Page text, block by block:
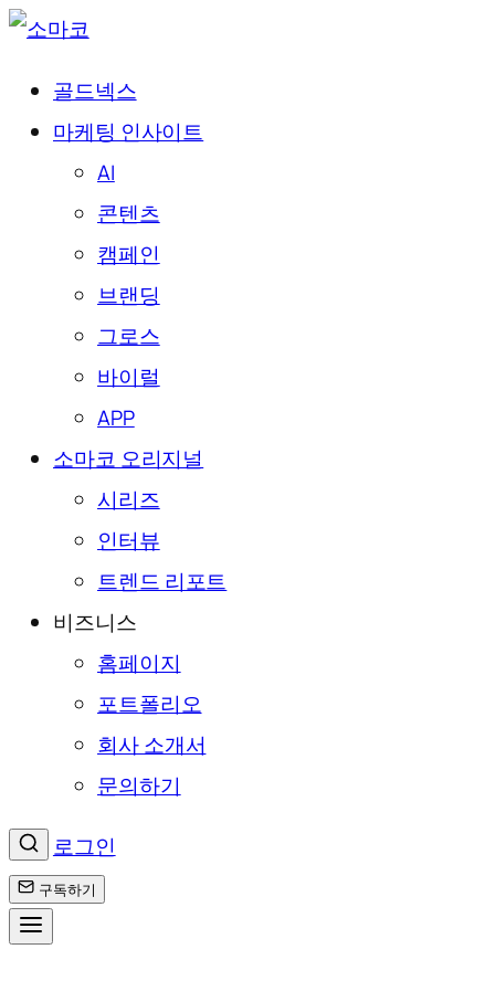
골드넥스
마케팅 인사이트
AI
콘텐츠
캠페인
브랜딩
그로스
바이럴
APP
소마코 오리지널
시리즈
인터뷰
트렌드 리포트
비즈니스
홈페이지
포트폴리오
회사 소개서
문의하기
로그인
구독하기